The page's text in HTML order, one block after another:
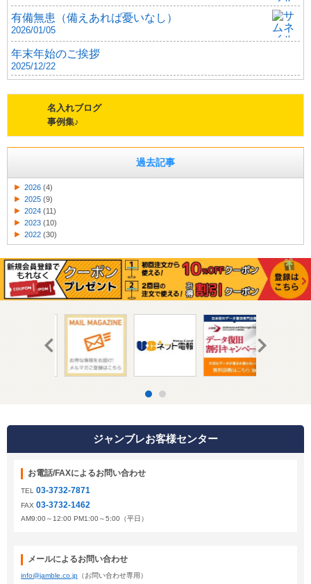
有備無患（備えあれば憂いなし）
2026/01/05
年末年始のご挨拶
2025/12/22
名入れブログ
事例集♪
過去記事
2026 (4)
2025 (9)
2024 (11)
2023 (10)
2022 (30)
ジャンブレお客様センター
お電話/FAXによるお問い合わせ
TEL 03-3732-7871
FAX 03-3732-1462
AM9:00～12:00 PM1:00～5:00（平日）
メールによるお問い合わせ
info@jamble.co.jp （お問い合わせ専用）